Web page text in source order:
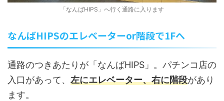
「なんばHIPS」へ行く通路に入ります
なんばHIPSのエレベーターor階段で1Fへ
通路のつきあたりが「なんばHIPS」。パチンコ店の
入口があって、 左にエレベーター、右に階段があり
ます。